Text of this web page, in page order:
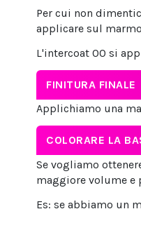
Per cui non
applicare sul
L'intercoat 00 si
FINITURA FINALE
Applichiamo una
COLORARE LA
Se vogliamo
maggiore volume e
Es: se abbiamo un